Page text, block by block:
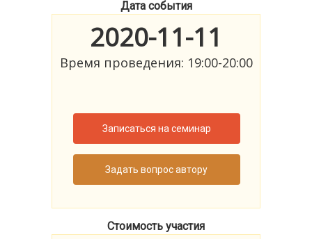
Дата события
2020-11-11
Время проведения: 19:00-20:00
Записаться на семинар
Задать вопрос автору
Стоимость участия